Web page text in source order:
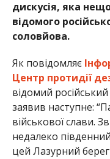
дискусія, яка
відомого
соловйова.
Як повідомляє
Центр протидії
відомий
заявив наступне:
військової слави.
недалеко південний
цей Лазурний